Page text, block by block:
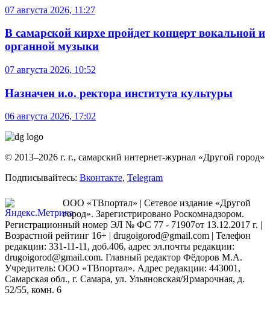
07 августа 2026, 11:27
В самарской кирхе пройдет концерт вокальной и
органной музыки
07 августа 2026, 10:52
Назначен и.о. ректора института культуры
06 августа 2026, 17:02
© 2013–2026 г. г., самарский интернет-журнал «Другой город»
Подписывайтесь: Вконтакте, Telegram
ООО «ТВпортал» | Сетевое издание «Другой
город». Зарегистрировано Роскомнадзором.
Регистрационный номер ЭЛ № ФС 77 - 71907от 13.12.2017 г. |
Возрастной рейтинг 16+ | drugoigorod@gmail.com | Телефон
редакции: 331-11-11, доб.406, адрес эл.почты редакции:
drugoigorod@gmail.com. Главный редактор Фёдоров М.А.
Учредитель: ООО «ТВпортал». Адрес редакции: 443001,
Самарская обл., г. Самара, ул. Ульяновская/Ярмарочная, д.
52/55, комн. 6